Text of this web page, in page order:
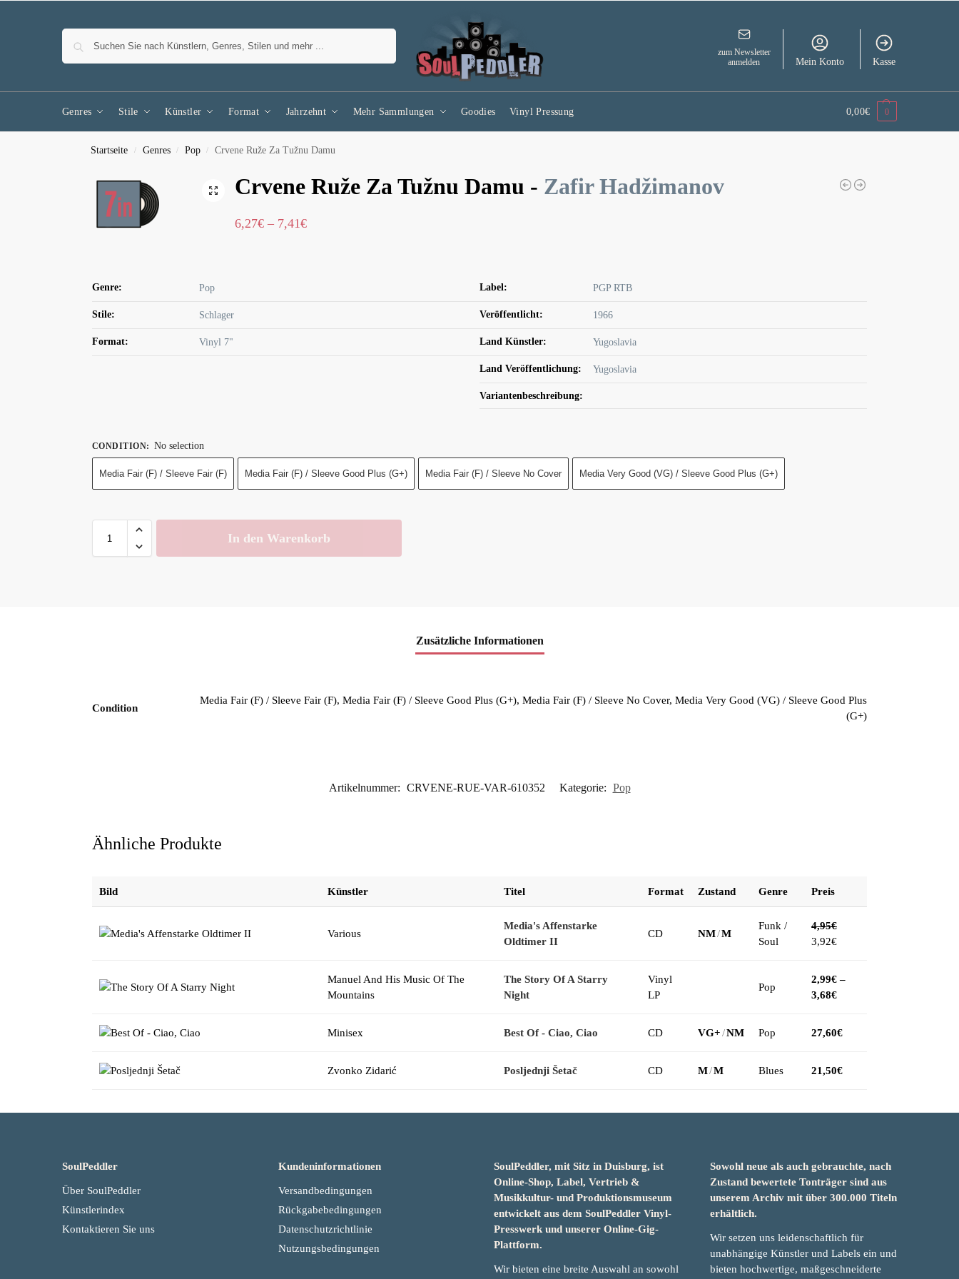
zum Newsletter
anmelden
Mein Konto Kasse
Genres Stile Künstler Format Jahrzehnt Mehr Sammlungen Goodies Vinyl Pressung 0,00€ 0
Startseite / Genres / Pop / Crvene Ruže Za Tužnu Damu
Crvene Ruže Za Tužnu Damu - Zafir Hadžimanov
6,27€ – 7,41€
Genre: Pop
Stile: Schlager
Format: Vinyl 7"
Label: PGP RTB
Veröffentlicht: 1966
Land Künstler: Yugoslavia
Land Veröffentlichung: Yugoslavia
Variantenbeschreibung:
CONDITION: No selection
Media Fair (F) / Sleeve Fair (F) Media Fair (F) / Sleeve Good Plus (G+) Media Fair (F) / Sleeve No Cover Media Very Good (VG) / Sleeve Good Plus (G+)
In den Warenkorb
Zusätzliche Informationen
Condition
Media Fair (F) / Sleeve Fair (F), Media Fair (F) / Sleeve Good Plus (G+), Media Fair (F) / Sleeve No Cover, Media Very Good (VG) / Sleeve Good Plus
(G+)
Artikelnummer: CRVENE-RUE-VAR-610352 Kategorie: Pop
Ähnliche Produkte
Bild Künstler Titel Format Zustand Genre Preis
Various
Media's Affenstarke
Oldtimer II
CD NM/M
Funk /
Soul
4,95€
3,92€
Manuel And His Music Of The
Mountains
The Story Of A Starry
Night
Vinyl
LP
Pop
2,99€ –
3,68€
Minisex Best Of - Ciao, Ciao CD VG+/NM Pop 27,60€
Zvonko Zidarić Posljednji Šetač CD M/M Blues 21,50€
SoulPeddler
Über SoulPeddler
Künstlerindex
Kontaktieren Sie uns
Kundeninformationen
Versandbedingungen
Rückgabebedingungen
Datenschutzrichtlinie
Nutzungsbedingungen
SoulPeddler, mit Sitz in Duisburg, ist
Online-Shop, Label, Vertrieb &
Musikkultur- und Produktionsmuseum
entwickelt aus dem SoulPeddler Vinyl-
Presswerk und unserer Online-Gig-
Plattform.
Wir bieten eine breite Auswahl an sowohl
Sowohl neue als auch gebrauchte, nach
Zustand bewertete Tonträger sind aus
unserem Archiv mit über 300.000 Titeln
erhältlich.
Wir setzen uns leidenschaftlich für
unabhängige Künstler und Labels ein und
bieten hochwertige, maßgeschneiderte